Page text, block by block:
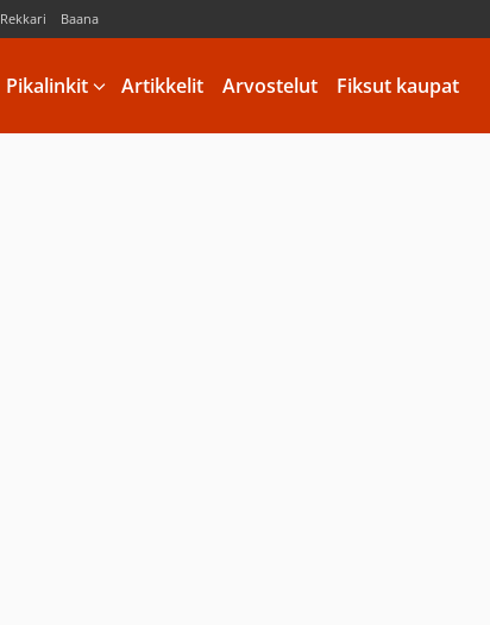
Rekkari Baana
Pikalinkit Artikkelit Arvostelut Fiksut kaupat